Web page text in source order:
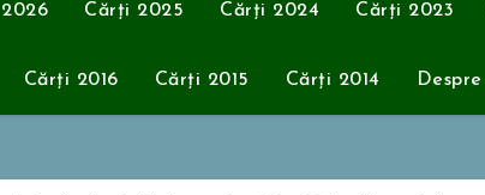
Cărți 2025 Cărți 2024 Cărți 2023
Cărți 2016 Cărți 2015 Cărți 2014